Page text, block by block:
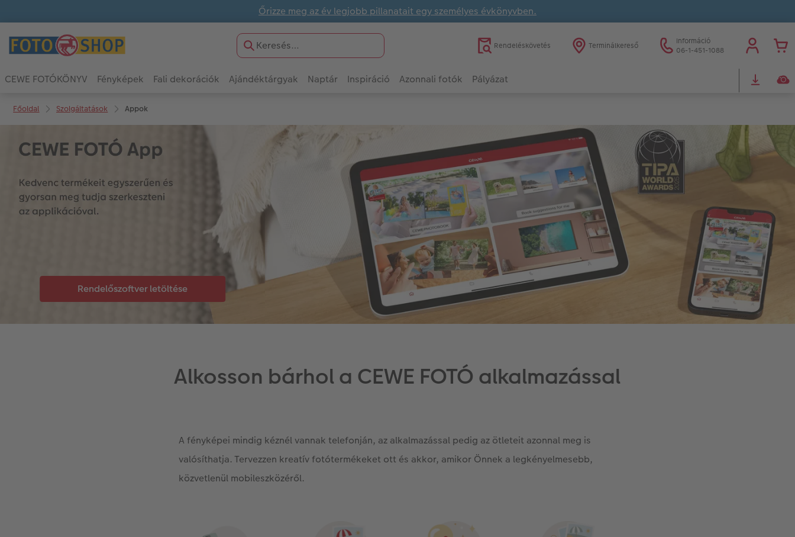
Őrizze meg az év legjobb pillanatait egy személyes évkönyvben.
Rendeléskövetés Terminálkereső
Információ
06-1-451-1088
CEWE FOTÓKÖNYV Fényképek Fali dekorációk Ajándéktárgyak Naptár Inspiráció Azonnali fotók Pályázat
Főoldal Szolgáltatások Appok
Alkosson bárhol a CEWE FOTÓ alkalmazással
A fényképei mindig kéznél vannak telefonján, az alkalmazással pedig az ötleteit azonnal meg is
valósíthatja. Tervezzen kreatív fotótermékeket ott és akkor, amikor Önnek a legkényelmesebb,
közvetlenül mobileszközéről.